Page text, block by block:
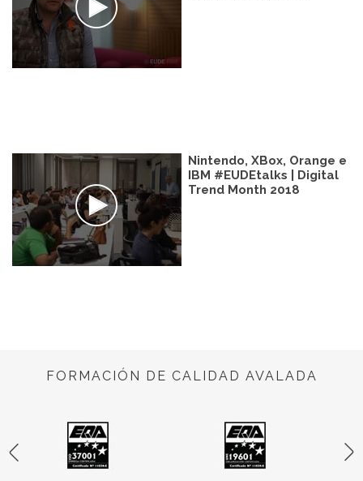
Nintendo, XBox, Orange e
IBM #EUDEtalks | Digital
Trend Month 2018
FORMACIÓN DE CALIDAD AVALADA